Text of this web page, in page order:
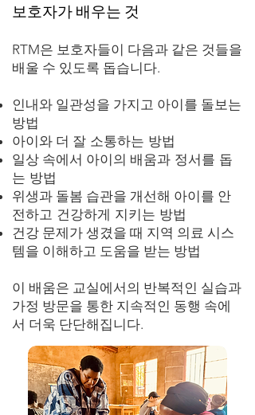
보호자가 배우는 것
RTM은 보호자들이 다음과 같은 것들을
배울 수 있도록 돕습니다.
인내와 일관성을 가지고 아이를 돌보는
방법
아이와 더 잘 소통하는 방법
일상 속에서 아이의 배움과 정서를 돕
는 방법
위생과 돌봄 습관을 개선해 아이를 안
전하고 건강하게 지키는 방법
건강 문제가 생겼을 때 지역 의료 시스
템을 이해하고 도움을 받는 방법
이 배움은 교실에서의 반복적인 실습과
가정 방문을 통한 지속적인 동행 속에
서 더욱 단단해집니다.